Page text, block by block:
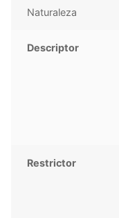
Naturaleza
Descriptor
Restrictor